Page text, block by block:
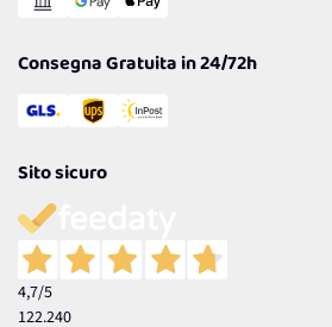
Consegna Gratuita in 24/72h
Sito sicuro
4,7/5
122.240